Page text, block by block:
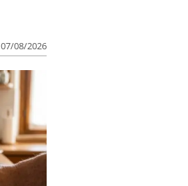
08/2026